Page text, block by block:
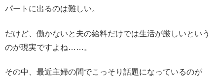
パートに出るのは難しい。
だけど、働かないと夫の給料だけでは生活が厳しいという
のが現実ですよね……。
その中、 最近主婦の間でこっそり話題になっているのが